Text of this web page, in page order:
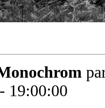
19:00:00